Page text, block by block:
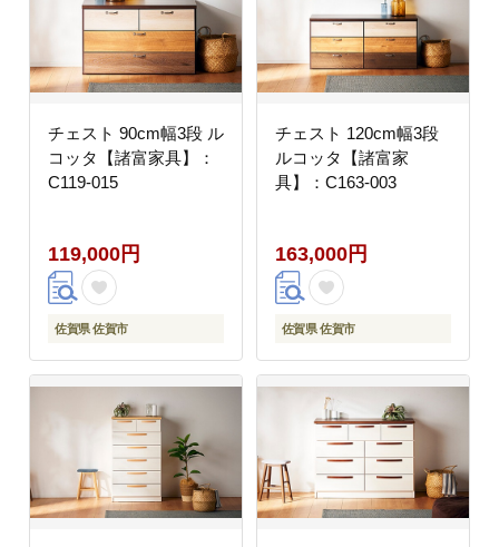
チェスト 90cm幅3段 ル
コッタ【諸富家具】：
C119-015
119,000円
佐賀県 佐賀市
チェスト 120cm幅3段
ルコッタ【諸富家
具】：C163-003
163,000円
佐賀県 佐賀市